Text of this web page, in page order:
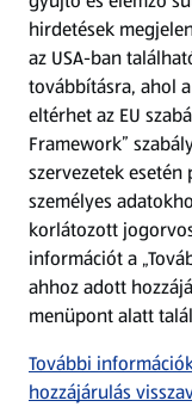
Árcsökkentés
Adattörlő
Szervizpont
(új oldalon nyílik
Fedezz fel minket
Töltsd le az ALDI
hirdetések
az USA-ban
továbbításra, ahol
eltérhet az EU
Framework”
szervezetek
személyes
korlátozott
információt a
ahhoz adott
menüpont alatt
További
hozzájárulás